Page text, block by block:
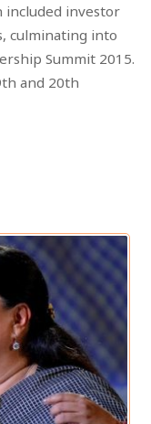
included investor
culminating into
Summit 2015.
and 20th